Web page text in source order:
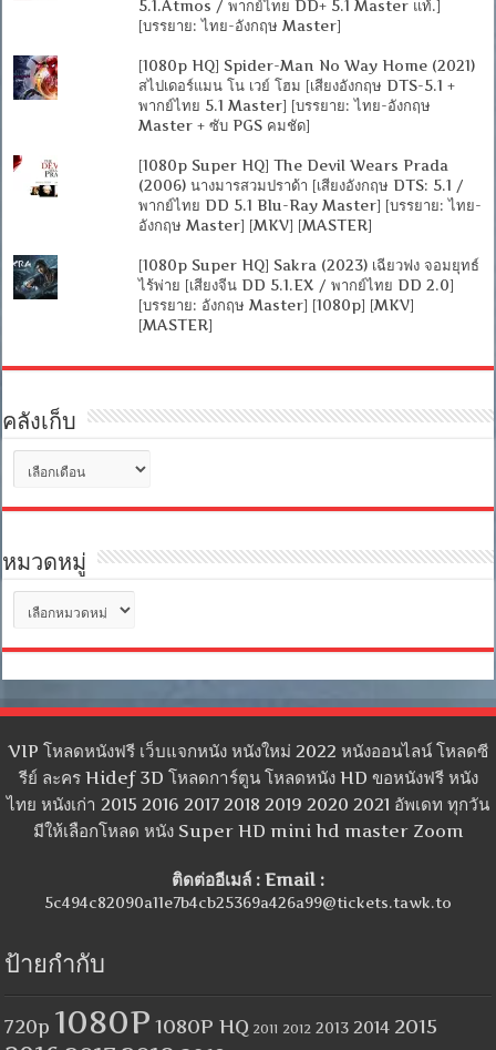
5.1.Atmos / พากย์ไทย DD+ 5.1 Master แท้.]
[บรรยาย: ไทย-อังกฤษ Master]
[1080p HQ] Spider-Man No Way Home (2021)
สไปเดอร์แมน โน เวย์ โฮม [เสียงอังกฤษ DTS-5.1 +
พากย์ไทย 5.1 Master] [บรรยาย: ไทย-อังกฤษ
Master + ซับ PGS คมชัด]
[1080p Super HQ] The Devil Wears Prada
(2006) นางมารสวมปราด้า [เสียงอังกฤษ DTS: 5.1 /
พากย์ไทย DD 5.1 Blu-Ray Master] [บรรยาย: ไทย-
อังกฤษ Master] [MKV] [MASTER]
[1080p Super HQ] Sakra (2023) เฉียวฟง จอมยุทธ์
ไร้พ่าย [เสียงจีน DD 5.1.EX / พากย์ไทย DD 2.0]
[บรรยาย: อังกฤษ Master] [1080p] [MKV]
[MASTER]
คลังเก็บ
เก็บ
หมวดหมู่
หมู่
VIP โหลดหนังฟรี เว็บแจกหนัง หนังใหม่ 2022 หนังออนไลน์ โหลดซี
รีย์ ละคร Hidef 3D โหลดการ์ตูน โหลดหนัง HD ขอหนังฟรี หนัง
ไทย หนังเก่า 2015 2016 2017 2018 2019 2020 2021 อัพเดท ทุกวัน
มีให้เลือกโหลด หนัง Super HD mini hd master Zoom
ติดต่ออีเมล์ : Email :
5c494c82090a11e7b4cb25369a426a99@tickets.tawk.to
ป้ายกำกับ
720p 1080P 1080P HQ 2011 2012 2013 2014 2015